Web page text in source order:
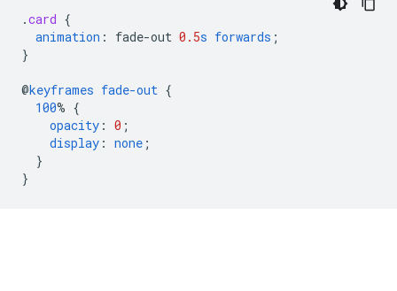
.card {
animation : fade-out 0.5s forwards ;
}
@keyframes fade-out {
100% {
opacity : 0 ;
display : none ;
}
}